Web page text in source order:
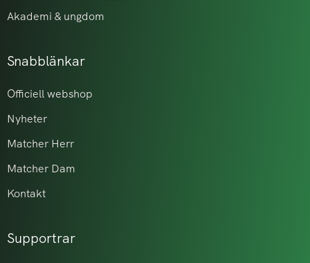
Akademi & ungdom
Snabblänkar
Officiell webshop
Nyheter
Matcher Herr
Matcher Dam
Kontakt
Supportrar